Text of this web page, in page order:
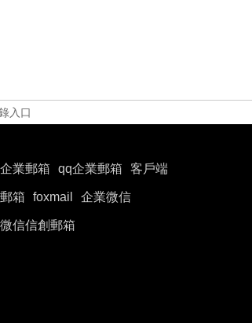
入口
業郵箱 qq企業郵箱 客戶端
箱 foxmail 企業微信
信信創郵箱